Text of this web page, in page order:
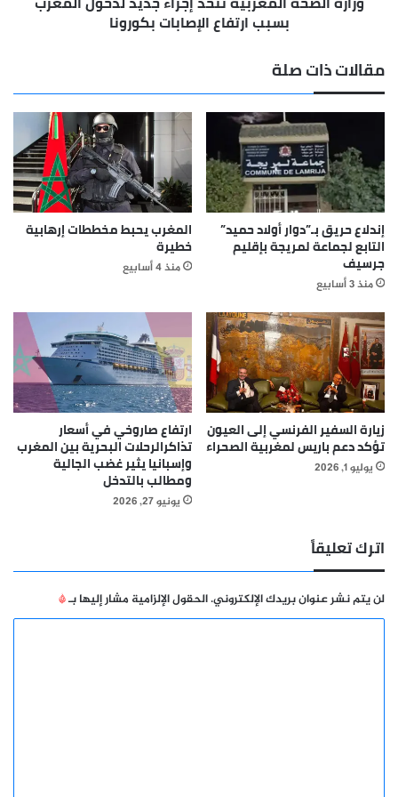
الإصابات
بسبب ارتفاع الإصابات بكورونا
مقالات ذات صلة
إندلاع حريق بـ”دوار أولاد حميد”
التابع لجماعة لمريجة بإقليم
جرسيف
منذ 3 أسابيع
المغرب يحبط مخططات إرهابية
خطيرة
منذ 4 أسابيع
زيارة السفير الفرنسي إلى العيون
تؤكد دعم باريس لمغربية الصحراء
يوليو 1, 2026
ارتفاع صاروخي في أسعار
تذاكرالرحلات البحرية بين المغرب
وإسبانيا يثير غضب الجالية
ومطالب بالتدخل
يونيو 27, 2026
اترك تعليقاً
لن يتم نشر عنوان بريدك الإلكتروني.الحقول الإلزامية مشار إليها بـ*